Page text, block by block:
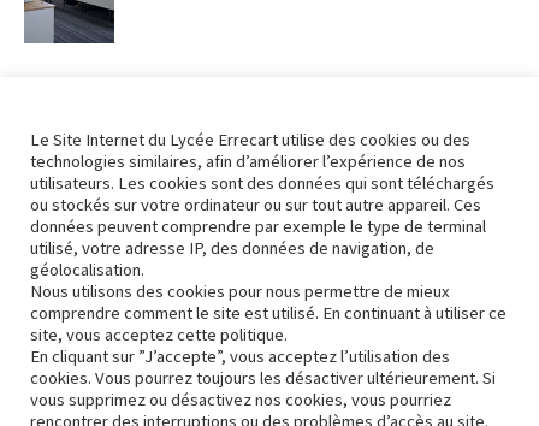
Revenir aux actualités
Le Site Internet du Lycée Errecart utilise des cookies ou des
technologies similaires, afin d’améliorer l’expérience de nos
utilisateurs. Les cookies sont des données qui sont téléchargés
ou stockés sur votre ordinateur ou sur tout autre appareil. Ces
données peuvent comprendre par exemple le type de terminal
utilisé, votre adresse IP, des données de navigation, de
géolocalisation.
Nous utilisons des cookies pour nous permettre de mieux
comprendre comment le site est utilisé. En continuant à utiliser ce
site, vous acceptez cette politique.
En cliquant sur ”J’accepte”, vous acceptez l’utilisation des
cookies. Vous pourrez toujours les désactiver ultérieurement. Si
vous supprimez ou désactivez nos cookies, vous pourriez
rencontrer des interruptions ou des problèmes d’accès au site.